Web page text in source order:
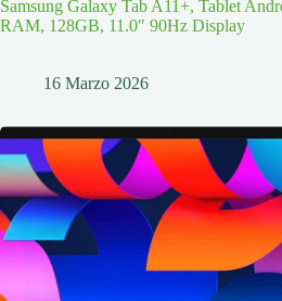
Samsung Galaxy Tab A11+, Tablet
RAM, 128GB, 11.0″ 90Hz Display
16 Marzo 2026